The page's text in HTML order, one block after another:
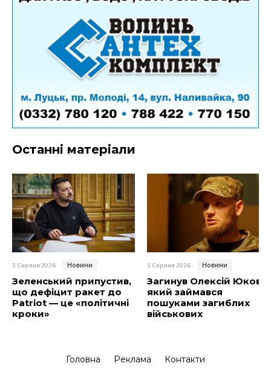
Останні матеріали
5 Серпня 2026 Новини
Зеленський припустив,
що дефіцит ракет до
Patriot — це «політичні
кроки»
5 Серпня 2026 Новини
Загинув Олексій Юков,
який займався
пошуками загиблих
військових
Головна Реклама Контакти